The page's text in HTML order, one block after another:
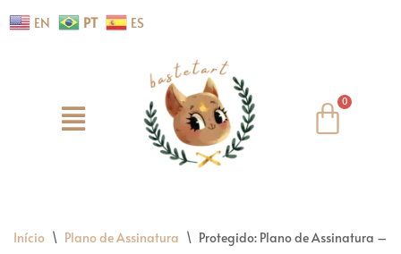
conteúdo
EN PT ES
Início \ Plano de Assinatura \ Protegido: Plano de Assinatura –